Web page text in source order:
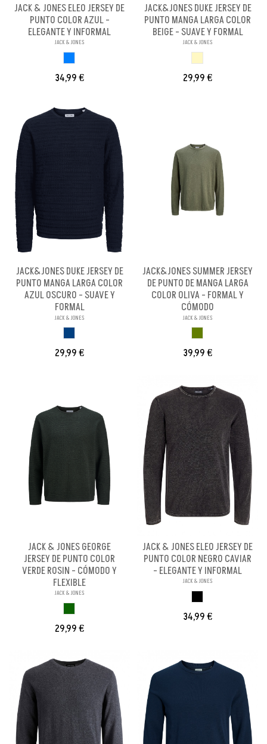
JACK & JONES ELEO JERSEY DE
PUNTO COLOR AZUL -
ELEGANTE Y INFORMAL
JACK & JONES
34,99 €
JACK&JONES DUKE JERSEY DE
PUNTO MANGA LARGA COLOR
BEIGE - SUAVE Y FORMAL
JACK & JONES
29,99 €
JACK&JONES DUKE JERSEY DE
PUNTO MANGA LARGA COLOR
AZUL OSCURO - SUAVE Y
FORMAL
JACK & JONES
29,99 €
JACK&JONES SUMMER JERSEY
DE PUNTO DE MANGA LARGA
COLOR OLIVA - FORMAL Y
CÓMODO
JACK & JONES
39,99 €
JACK & JONES GEORGE
JERSEY DE PUNTO COLOR
VERDE ROSIN - CÓMODO Y
FLEXIBLE
JACK & JONES
29,99 €
JACK & JONES ELEO JERSEY DE
PUNTO COLOR NEGRO CAVIAR
- ELEGANTE Y INFORMAL
JACK & JONES
34,99 €